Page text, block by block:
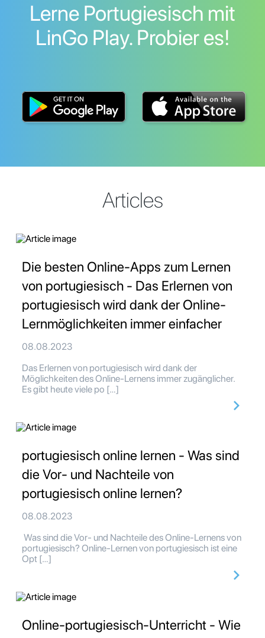
Lerne Portugiesisch mit
LinGo Play. Probier es!
Articles
Die besten Online-Apps zum Lernen
von portugiesisch - Das Erlernen von
portugiesisch wird dank der Online-
Lernmöglichkeiten immer einfacher
08.08.2023
Das Erlernen von portugiesisch wird dank der
Möglichkeiten des Online-Lernens immer zugänglicher.
Es gibt heute viele po […]
portugiesisch online lernen - Was sind
die Vor- und Nachteile von
portugiesisch online lernen?
08.08.2023
Was sind die Vor- und Nachteile des Online-Lernens von
portugiesisch? Online-Lernen von portugiesisch ist eine
Opt […]
Online-portugiesisch-Unterricht - Wie